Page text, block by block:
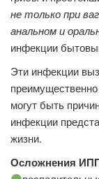
не только при
анальном и
инфекции
Эти инфекции
могут быть
инфекции
жизни.
Осложнения